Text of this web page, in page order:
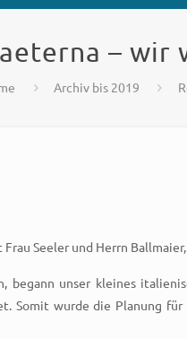
– wir
Archiv bis 2019
Seeler und Herrn
begann unser kleines
Somit wurde die Planung